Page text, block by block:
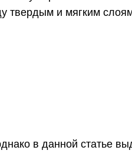
твердым и мягким
в данной статье